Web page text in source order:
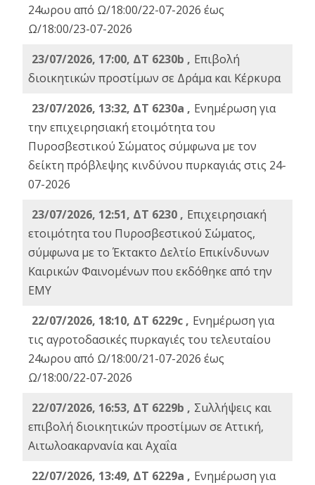
24ωρου από Ω/18:00/22-07-2026 έως
Ω/18:00/23-07-2026
23/07/2026, 17:00, ΔΤ 6230b , Επιβολή
διοικητικών προστίμων σε Δράμα και Κέρκυρα
23/07/2026, 13:32, ΔΤ 6230a , Ενημέρωση για
την επιχειρησιακή ετοιμότητα του
Πυροσβεστικού Σώματος σύμφωνα με τον
δείκτη πρόβλεψης κινδύνου πυρκαγιάς στις 24-
07-2026
23/07/2026, 12:51, ΔΤ 6230 , Επιχειρησιακή
ετοιμότητα του Πυροσβεστικού Σώματος,
σύμφωνα με το Έκτακτο Δελτίο Επικίνδυνων
Καιρικών Φαινομένων που εκδόθηκε από την
ΕΜΥ
22/07/2026, 18:10, ΔΤ 6229c , Ενημέρωση για
τις αγροτοδασικές πυρκαγιές του τελευταίου
24ωρου από Ω/18:00/21-07-2026 έως
Ω/18:00/22-07-2026
22/07/2026, 16:53, ΔΤ 6229b , Σuλλήψεις και
επιβολή διοικητικών προστίμων σε Αττική,
Αιτωλοακαρνανία και Αχαΐα
22/07/2026, 13:49, ΔΤ 6229a , Ενημέρωση για